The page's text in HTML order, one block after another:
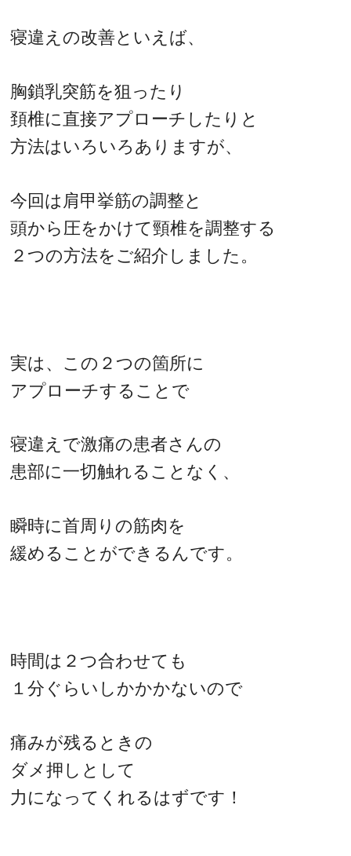
寝違えの改善といえば、
胸鎖乳突筋を狙ったり
頚椎に直接アプローチしたりと
方法はいろいろありますが、
今回は肩甲挙筋の調整と
頭から圧をかけて頸椎を調整する
２つの方法をご紹介しました。
実は、この２つの箇所に
アプローチすることで
寝違えで激痛の患者さんの
患部に一切触れることなく、
瞬時に首周りの筋肉を
緩めることができるんです。
時間は２つ合わせても
１分ぐらいしかかかないので
痛みが残るときの
ダメ押しとして
力になってくれるはずです！